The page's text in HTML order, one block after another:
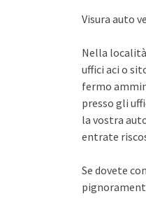
Visura auto
Nella
uffici aci o
fermo
presso gli
la vostra
entrate
Se dovete